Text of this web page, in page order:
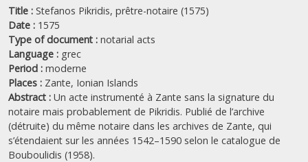
Title : Stefanos Pikridis, prêtre-notaire (1575)
Date : 1575
Type of document : notarial acts
Language : grec
Period : moderne
Places : Zante, Ionian Islands
Abstract : Un acte instrumenté à Zante sans la signature du
notaire mais probablement de Pikridis. Publié de l’archive
(détruite) du même notaire dans les archives de Zante, qui
s’étendaient sur les années 1542–1590 selon le catalogue de
Bouboulidis (1958).